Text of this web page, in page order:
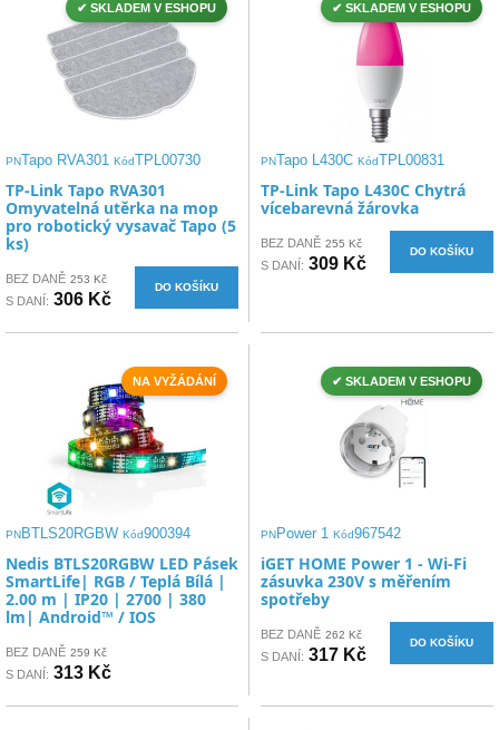
✔ SKLADEM V ESHOPU
PNTapo RVA301 KódTPL00730
TP-Link Tapo RVA301
Omyvatelná utěrka na mop
pro robotický vysavač Tapo (5
ks)
BEZ DANĚ 253 Kč
S DANÍ: 306 Kč
DO KOŠÍKU
✔ SKLADEM V ESHOPU
PNTapo L430C KódTPL00831
TP-Link Tapo L430C Chytrá
vícebarevná žárovka
BEZ DANĚ 255 Kč
S DANÍ: 309 Kč
DO KOŠÍKU
NA VYŽÁDÁNÍ
PNBTLS20RGBW Kód900394
Nedis BTLS20RGBW LED Pásek
SmartLife| RGB / Teplá Bílá |
2.00 m | IP20 | 2700 | 380
lm| Android™ / IOS
BEZ DANĚ 259 Kč
S DANÍ: 313 Kč
✔ SKLADEM V ESHOPU
PNPower 1 Kód967542
iGET HOME Power 1 - Wi-Fi
zásuvka 230V s měřením
spotřeby
BEZ DANĚ 262 Kč
S DANÍ: 317 Kč
DO KOŠÍKU